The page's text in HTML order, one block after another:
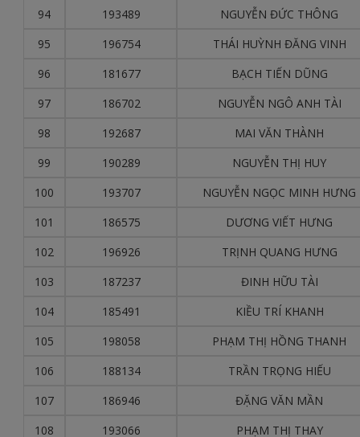
94
193489
NGUYỄN ĐỨC THÔNG
95
196754
THÁI HUỲNH ĐĂNG VINH
96
181677
BẠCH TIẾN DŨNG
97
186702
NGUYỄN NGÔ ANH TÀI
98
192687
MAI VĂN THÀNH
99
190289
NGUYỄN THỊ HUY
100
193707
NGUYỄN NGỌC MINH HƯNG
101
186575
DƯƠNG VIẾT HƯNG
102
196926
TRỊNH QUANG HƯNG
103
187237
ĐINH HỮU TÀI
104
185491
KIỀU TRÍ KHANH
105
198058
PHẠM THỊ HỒNG THANH
106
188134
TRẦN TRỌNG HIẾU
107
186946
ĐẶNG VĂN MẦN
108
193066 PHẠM THỊ THAY